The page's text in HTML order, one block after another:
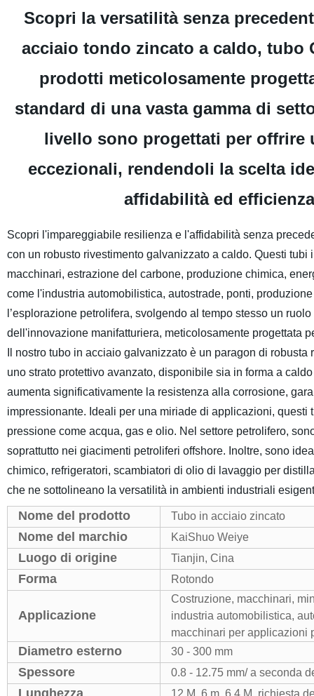
Scopri la versatilità senza
acciaio tondo zincato a caldo, tubo
prodotti meticolosamente
standard di una vasta gamma di
livello sono progettati per offrire
eccezionali, rendendoli la scelta
affidabilità ed
Scopri l'impareggiabile resilienza e l'affidabilità senza
con un robusto rivestimento galvanizzato a caldo. Questi
macchinari, estrazione del carbone, produzione chimica,
come l'industria automobilistica, autostrade, ponti,
l’esplorazione petrolifera, svolgendo al tempo stesso un
dell'innovazione manifatturiera, meticolosamente progettata
Il nostro tubo in acciaio galvanizzato è un paragon di
uno strato protettivo avanzato, disponibile sia in forma a
aumenta significativamente la resistenza alla corrosione,
impressionante. Ideali per una miriade di applicazioni,
pressione come acqua, gas e olio. Nel settore petrolifero,
soprattutto nei giacimenti petroliferi offshore. Inoltre, sono
chimico, refrigeratori, scambiatori di olio di lavaggio per
che ne sottolineano la versatilità in ambienti industriali
Nome del prodotto Tubo in acciaio zincato
Nome del marchio KaiShuo Weiye
Luogo di origine Tianjin, Cina
Forma Rotondo
Applicazione
Costruzione, macchinari,
industria automobilistica,
macchinari per applicazioni
Diametro esterno 30 - 300 mm
Spessore 0.8 - 12.75 mm/ a seconda
Lunghezza 12 M, 6 m, 6,4 M, richiesta